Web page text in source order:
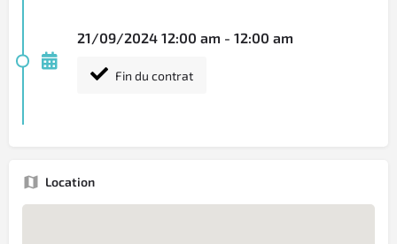
21/09/2024 12:00 am - 12:00 am
Fin du contrat
Location